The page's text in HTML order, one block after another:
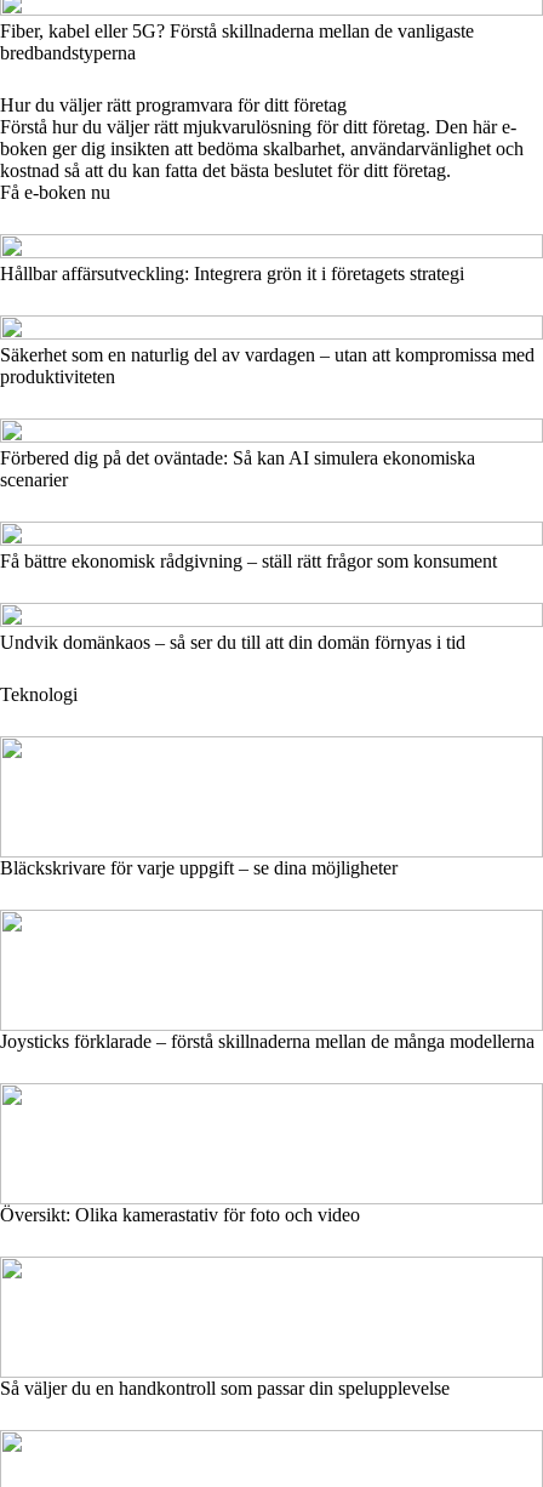
Fiber, kabel eller 5G? Förstå skillnaderna mellan de vanligaste
bredbandstyperna
Hur du väljer rätt programvara för ditt företag
Förstå hur du väljer rätt mjukvarulösning för ditt företag. Den här e-
boken ger dig insikten att bedöma skalbarhet, användarvänlighet och
kostnad så att du kan fatta det bästa beslutet för ditt företag.
Få e-boken nu
Hållbar affärsutveckling: Integrera grön it i företagets strategi
Säkerhet som en naturlig del av vardagen – utan att kompromissa med
produktiviteten
Förbered dig på det oväntade: Så kan AI simulera ekonomiska
scenarier
Få bättre ekonomisk rådgivning – ställ rätt frågor som konsument
Undvik domänkaos – så ser du till att din domän förnyas i tid
Teknologi
Bläckskrivare för varje uppgift – se dina möjligheter
Joysticks förklarade – förstå skillnaderna mellan de många modellerna
Översikt: Olika kamerastativ för foto och video
Så väljer du en handkontroll som passar din spelupplevelse